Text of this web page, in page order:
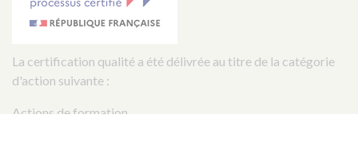
La certification qualité a été délivrée au titre de la catégorie
d'action suivante :
Actions de formation